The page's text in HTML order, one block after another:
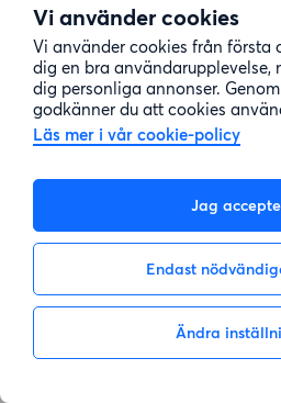
Vi använder cookies
Vi använder cookies från första
dig en bra användarupplevelse,
dig personliga annonser.
godkänner du att cookies
Läs mer i vår cookie-policy
Jag
Endast
Ändra